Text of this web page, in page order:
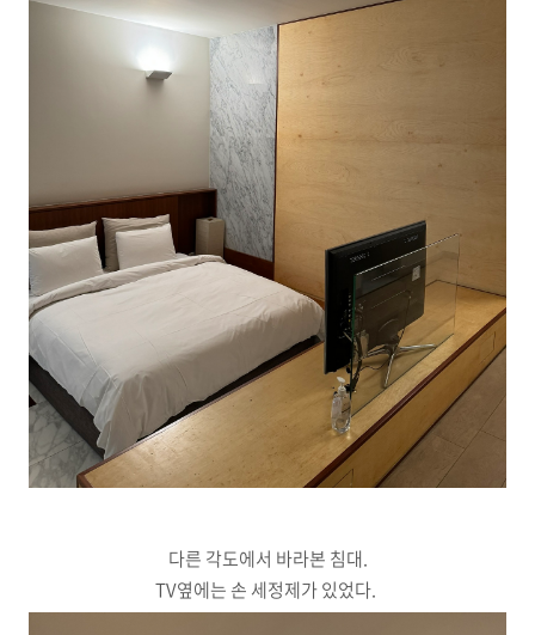
다른 각도에서 바라본 침대.
TV옆에는 손 세정제가 있었다.